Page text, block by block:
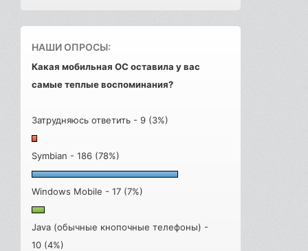
НАШИ ОПРОСЫ:
Какая мобильная ОС оставила у вас
самые теплые воспоминания?
Затрудняюсь ответить - 9 (3%)
Symbian - 186 (78%)
Windows Mobile - 17 (7%)
Java (обычные кнопочные телефоны) -
10 (4%)